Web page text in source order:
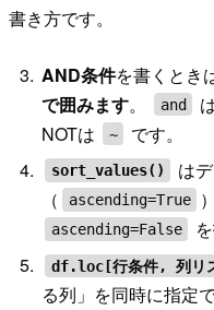
書き方です。
AND条件を書くとき
で囲みます。 and
NOTは
~ です。
sort_values()
は
（
ascending=True
ascending=False
df.loc[行条件, 列リ
る列」を同時に指定